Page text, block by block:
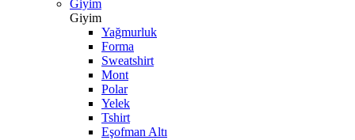
Giyim
Giyim
Yağmurluk
Forma
Sweatshirt
Mont
Polar
Yelek
Tshirt
Eşofman Altı